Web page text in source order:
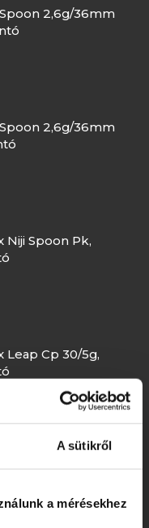
A sütikről
a mérésekhez
2,6g/36mm
2,6g/36mm
Niji Spoon Pk,
Leap Cp 30/5g,
Niji Spoon Ft,